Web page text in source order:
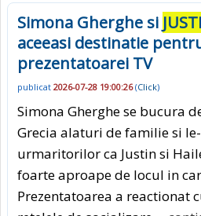
Simona Gherghe si
aceeasi destinatie
prezentatoarei TV
publicat 2026-07-28 19:00:26(Click)
Simona Gherghe se bucura
Grecia alaturi de familie si
urmaritorilor ca Justin si
foarte aproape de locul in
Prezentatoarea a reactionat